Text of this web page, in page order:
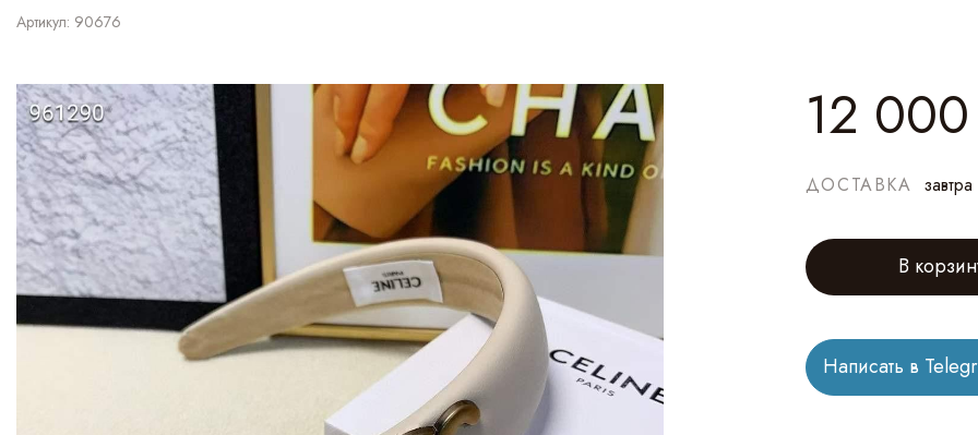
Артикул: 90676
12 000
ДОСТАВКА завтра
В
Написать в